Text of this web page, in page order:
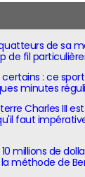
de sa
de fil
: ce
minutes
Charles III
faut
millions de
méthode de